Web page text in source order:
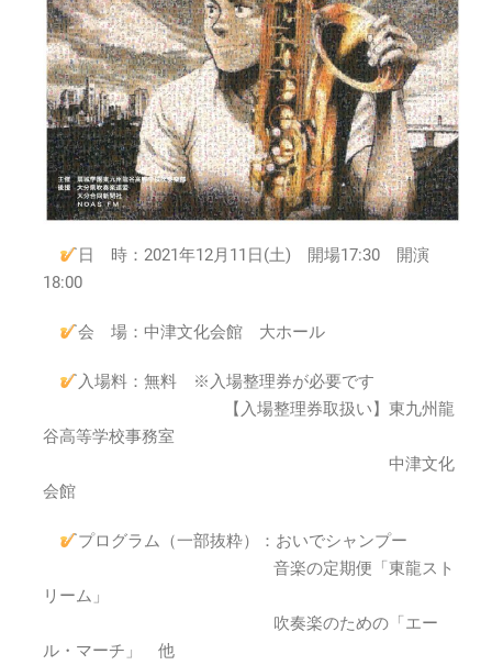
奏
会
2021
年
12
月
11
日
(土)18:00
～
日 時：2021年12月11日(土) 開場17:30 開演
18:00
会 場：中津文化会館 大ホール
入場料：無料 ※入場整理券が必要です
【入場整理券取扱い】東九州龍
谷高等学校事務室
中津文化
会館
プログラム（一部抜粋）：おいでシャンプー
音楽の定期便「東龍スト
リーム」
吹奏楽のための「エー
ル・マーチ」 他